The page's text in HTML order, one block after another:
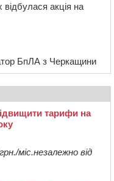
акція на
БпЛА з Черкащини
тарифи на
міс.незалежно від